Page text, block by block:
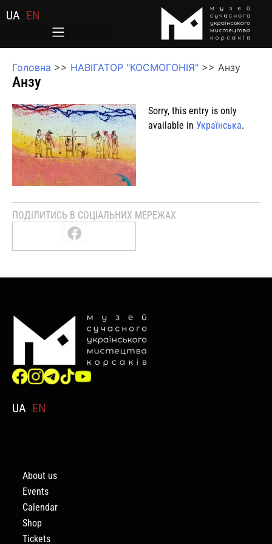
UA EN
Головна >> НАВІГАТОР "КОСМОГОНІЯ" >> Анзу
Анзу
Sorry, this entry is only
available in Українська.
ПОДІЛИТИСЬ В СОЦІАЛЬНИХ МЕРЕЖАХ
UA EN
About us
Events
Calendar
Shop
Tickets